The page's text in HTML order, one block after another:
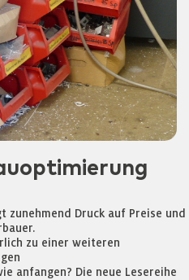
Druck auf Preise und
zu einer weiteren
anfangen? Die neue Lesereihe